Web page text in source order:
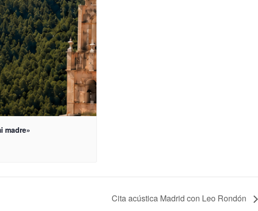
madre»
Cita acústica Madrid con Leo Rondón